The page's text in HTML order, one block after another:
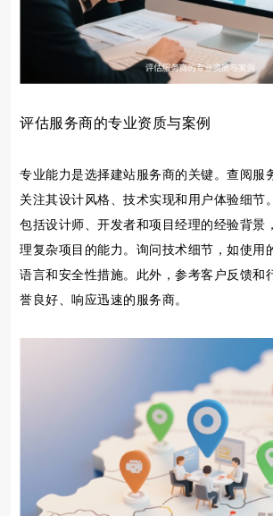
评估服务商的专业资质与案例
专业能力是选择建站服务商的关键。查阅服
关注其设计风格、技术实现和用户体验细节
包括设计师、开发者和项目经理的经验背景
理复杂项目的能力。询问技术细节，如使用
语言和安全性措施。此外，参考客户反馈和
誉良好、响应迅速的服务商。